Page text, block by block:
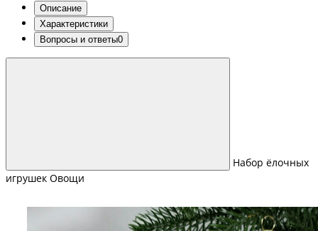
Описание
Характеристики
Вопросы и ответы0
Набор ёлочных
игрушек Овощи